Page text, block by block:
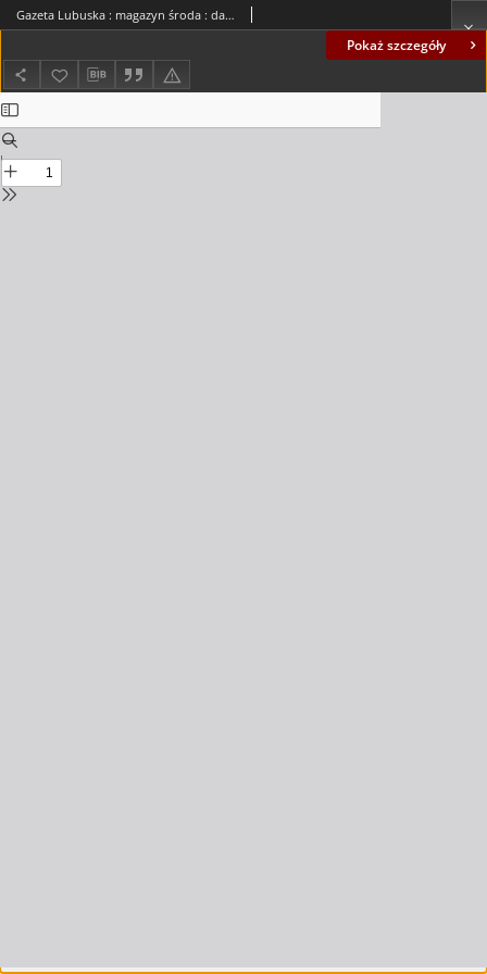
Pokaż szczegóły
Gazeta Lubuska : magazyn środa : dawniej Zielonogórska-Gorzowska R. XLIV [właśc. XLV], nr 44 (21 lutego 1996). - Wyd. 1